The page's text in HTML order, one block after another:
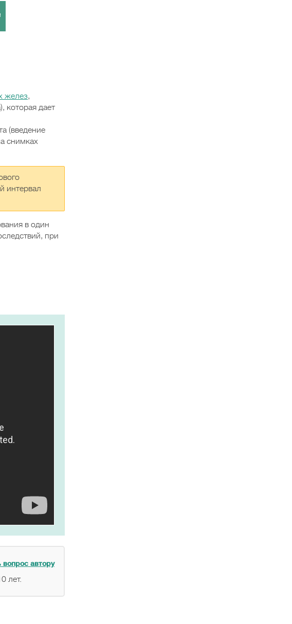
желез,
которая дает
(введение
снимках
интервал
в один
при
вопрос автору
лет.